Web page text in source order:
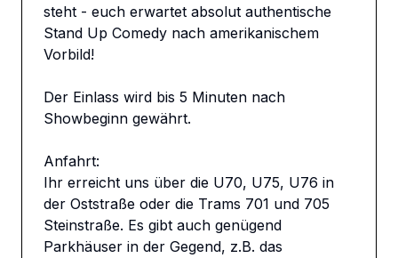
steht - euch erwartet absolut authentische
Stand Up Comedy nach amerikanischem
Vorbild!
Der Einlass wird bis 5 Minuten nach
Showbeginn gewährt.
Anfahrt:
Ihr erreicht uns über die U70, U75, U76 in
der Oststraße oder die Trams 701 und 705
Steinstraße. Es gibt auch genügend
Parkhäuser in der Gegend, z.B. das